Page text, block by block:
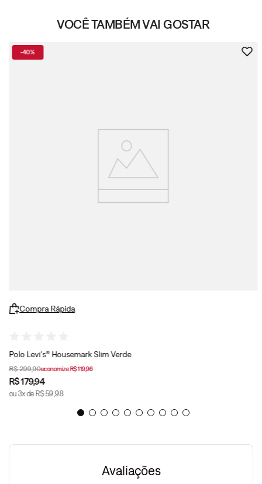
VOCÊ TAMBÉM VAI GOSTAR
-40%
Compra Rápida
Polo Levi's® Housemark Slim Verde
R$ 299,90economizeR$119,96
R$179,94
ou3x de R$ 59,98
Avaliações